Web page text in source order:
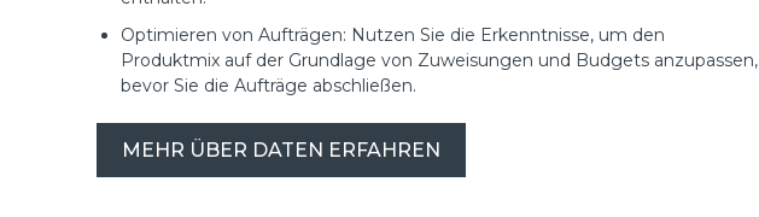
Optimieren von Aufträgen: Nutzen Sie die Erkenntnisse, um den
Produktmix auf der Grundlage von Zuweisungen und Budgets anzupassen,
bevor Sie die Aufträge abschließen.
MEHR ÜBER DATEN ERFAHREN